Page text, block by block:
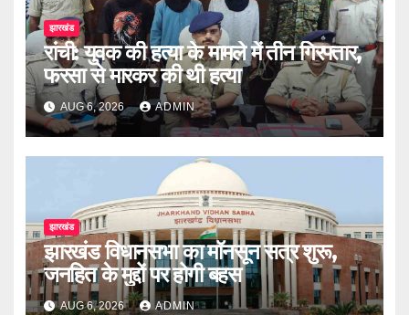
झारखंड
रांची: युवक की हत्या के मामले में तीन गिरफ्तार,
फरसा से मारकर की थी हत्या
AUG 6, 2026 ADMIN
झारखंड
झारखंड विधानसभा का मॉनसून सत्र शुरू,
जनहित के मुद्दों पर होगी बहस
AUG 6, 2026 ADMIN